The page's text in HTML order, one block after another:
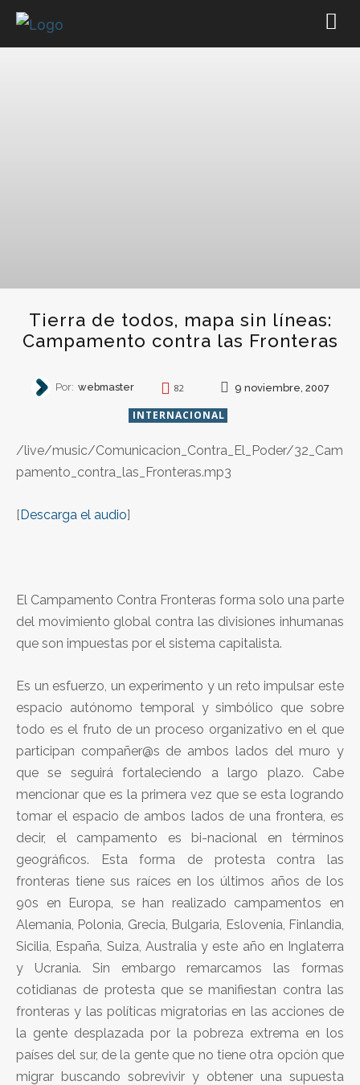
Tierra de todos, mapa sin líneas:
Campamento contra las Fronteras
Por: webmaster 82 9 noviembre, 2007
INTERNACIONAL
/live/music/Comunicacion_Contra_El_Poder/32_Cam
pamento_contra_las_Fronteras.mp3
[Descarga el audio]
El Campamento Contra Fronteras forma solo una parte
del movimiento global contra las divisiones inhumanas
que son impuestas por el sistema capitalista.
Es un esfuerzo, un experimento y un reto impulsar este
espacio autónomo temporal y simbólico que sobre
todo es el fruto de un proceso organizativo en el que
participan compañer@s de ambos lados del muro y
que se seguirá fortaleciendo a largo plazo. Cabe
mencionar que es la primera vez que se esta logrando
tomar el espacio de ambos lados de una frontera, es
decir, el campamento es bi-nacional en términos
geográficos. Esta forma de protesta contra las
fronteras tiene sus raíces en los últimos años de los
90s en Europa, se han realizado campamentos en
Alemania, Polonia, Grecia, Bulgaria, Eslovenia, Finlandia,
Sicilia, España, Suiza, Australia y este año en Inglaterra
y Ucrania. Sin embargo remarcamos las formas
cotidianas de protesta que se manifiestan contra las
fronteras y las políticas migratorias en las acciones de
la gente desplazada por la pobreza extrema en los
países del sur, de la gente que no tiene otra opción que
migrar buscando sobrevivir y obtener una supuesta